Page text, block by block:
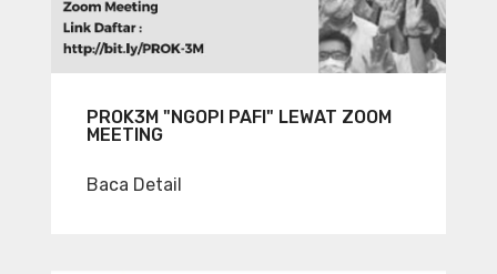
PROK3M "NGOPI PAFI" LEWAT ZOOM
MEETING
Baca Detail